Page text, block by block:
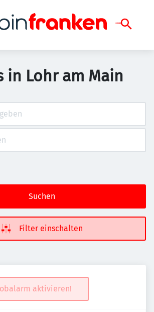
in Lohr am Main
Suchen
Filter einschalten
aktivieren!